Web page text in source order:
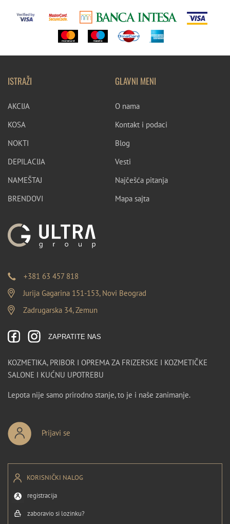
ISTRAŽI
AKCIJA
KOSA
NOKTI
DEPILACIJA
NAMEŠTAJ
BRENDOVI
GLAVNI MENI
O nama
Kontakt i podaci
Blog
Vesti
Najčešća pitanja
Mapa sajta
+381 63 457 818
Jurija Gagarina 151-153, Novi Beograd
Zadrugarska 34, Zemun
ZAPRATITE NAS
KOZMETIKA, PRIBOR I OPREMA ZA FRIZERSKE I KOZMETIČKE
SALONE I KUĆNU UPOTREBU
Lepota nije samo prirodno stanje, to je i naše zanimanje.
Prijavi se
KORISNIČKI NALOG
registracija
zaboravio si lozinku?